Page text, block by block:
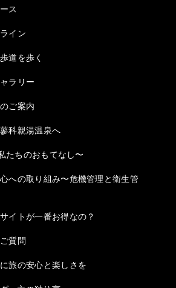
ス
イン
道を歩く
ラリー
ご案内
科親湯温泉へ
たちのおもてなし〜
への取り組み〜危機管理と衛生管
イトが一番お得なの？
質問
旅の安心と楽しさを